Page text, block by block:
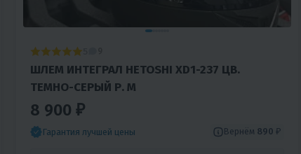
ШЛЕМ ИНТЕГРАЛ HETOSHI XD1-237 ЦВ.
ТЕМНО-СЕРЫЙ Р. M
8 900 ₽
Гарантия лучшей цены Вернём 890 ₽